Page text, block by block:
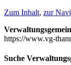
Zum Inhalt, zur
https://www.vg-
Suche